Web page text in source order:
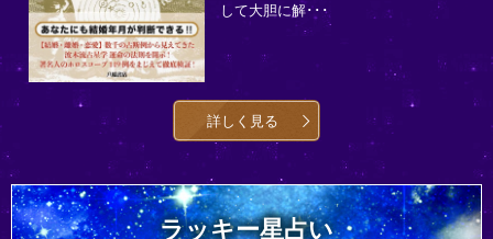
して大胆に解･･･
詳しく見る
ラッキー星占い